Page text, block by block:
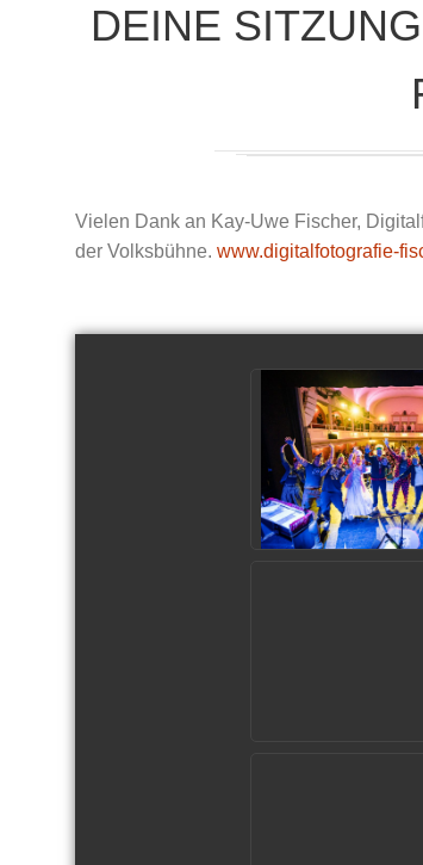
DEINE
Vielen Dank an Kay-Uwe Fischer,
der Volksbühne. www.digitalfotografie-